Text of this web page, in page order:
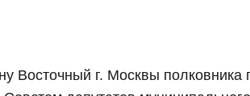
Восточный г. Москвы полковника